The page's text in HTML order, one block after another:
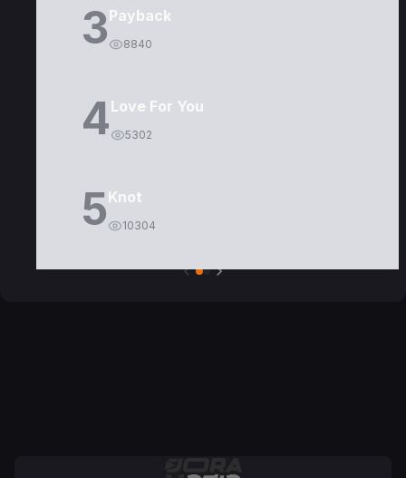
3Payback
8840
4Love For You
5302
5Knot
10304